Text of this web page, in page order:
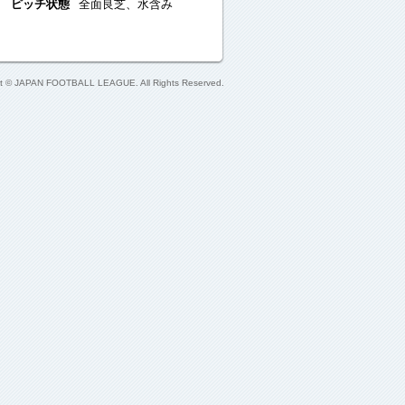
ピッチ状態
全面良芝、水含み
© JAPAN FOOTBALL LEAGUE. All Rights Reserved.